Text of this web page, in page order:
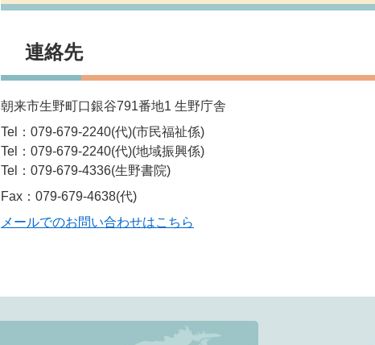
連絡先
朝来市生野町口銀谷791番地1 生野庁舎
Tel：079-679-2240(代) 市民福祉係
Tel：079-679-2240(代) 地域振興係
Tel：079-679-4336 生野書院
Fax：079-679-4638(代)
メールでのお問い合わせはこちら